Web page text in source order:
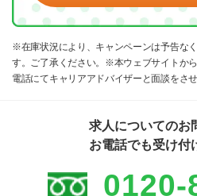
※在庫状況により、キャンペーンは予告な
す。ご了承ください。※本ウェブサイトか
電話にてキャリアアドバイザーと面談をさ
求人についてのお
お電話でも受け付
0120-